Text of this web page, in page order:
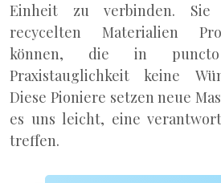
Einheit zu verbinden.
recycelten Materialien
können, die in
Praxistauglichkeit keine
Diese Pioniere setzen neue
es uns leicht, eine
treffen.